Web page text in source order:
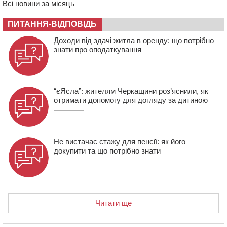
09:49 ДНК-експертиза через 21 місяць підтвердила
загибель захисника зі Сміли
Всі новини за місяць
ПИТАННЯ-ВІДПОВІДЬ
Доходи від здачі житла в оренду: що потрібно
знати про оподаткування
“єЯсла”: жителям Черкащини роз’яснили, як
отримати допомогу для догляду за дитиною
Не вистачає стажу для пенсії: як його
докупити та що потрібно знати
Читати ще